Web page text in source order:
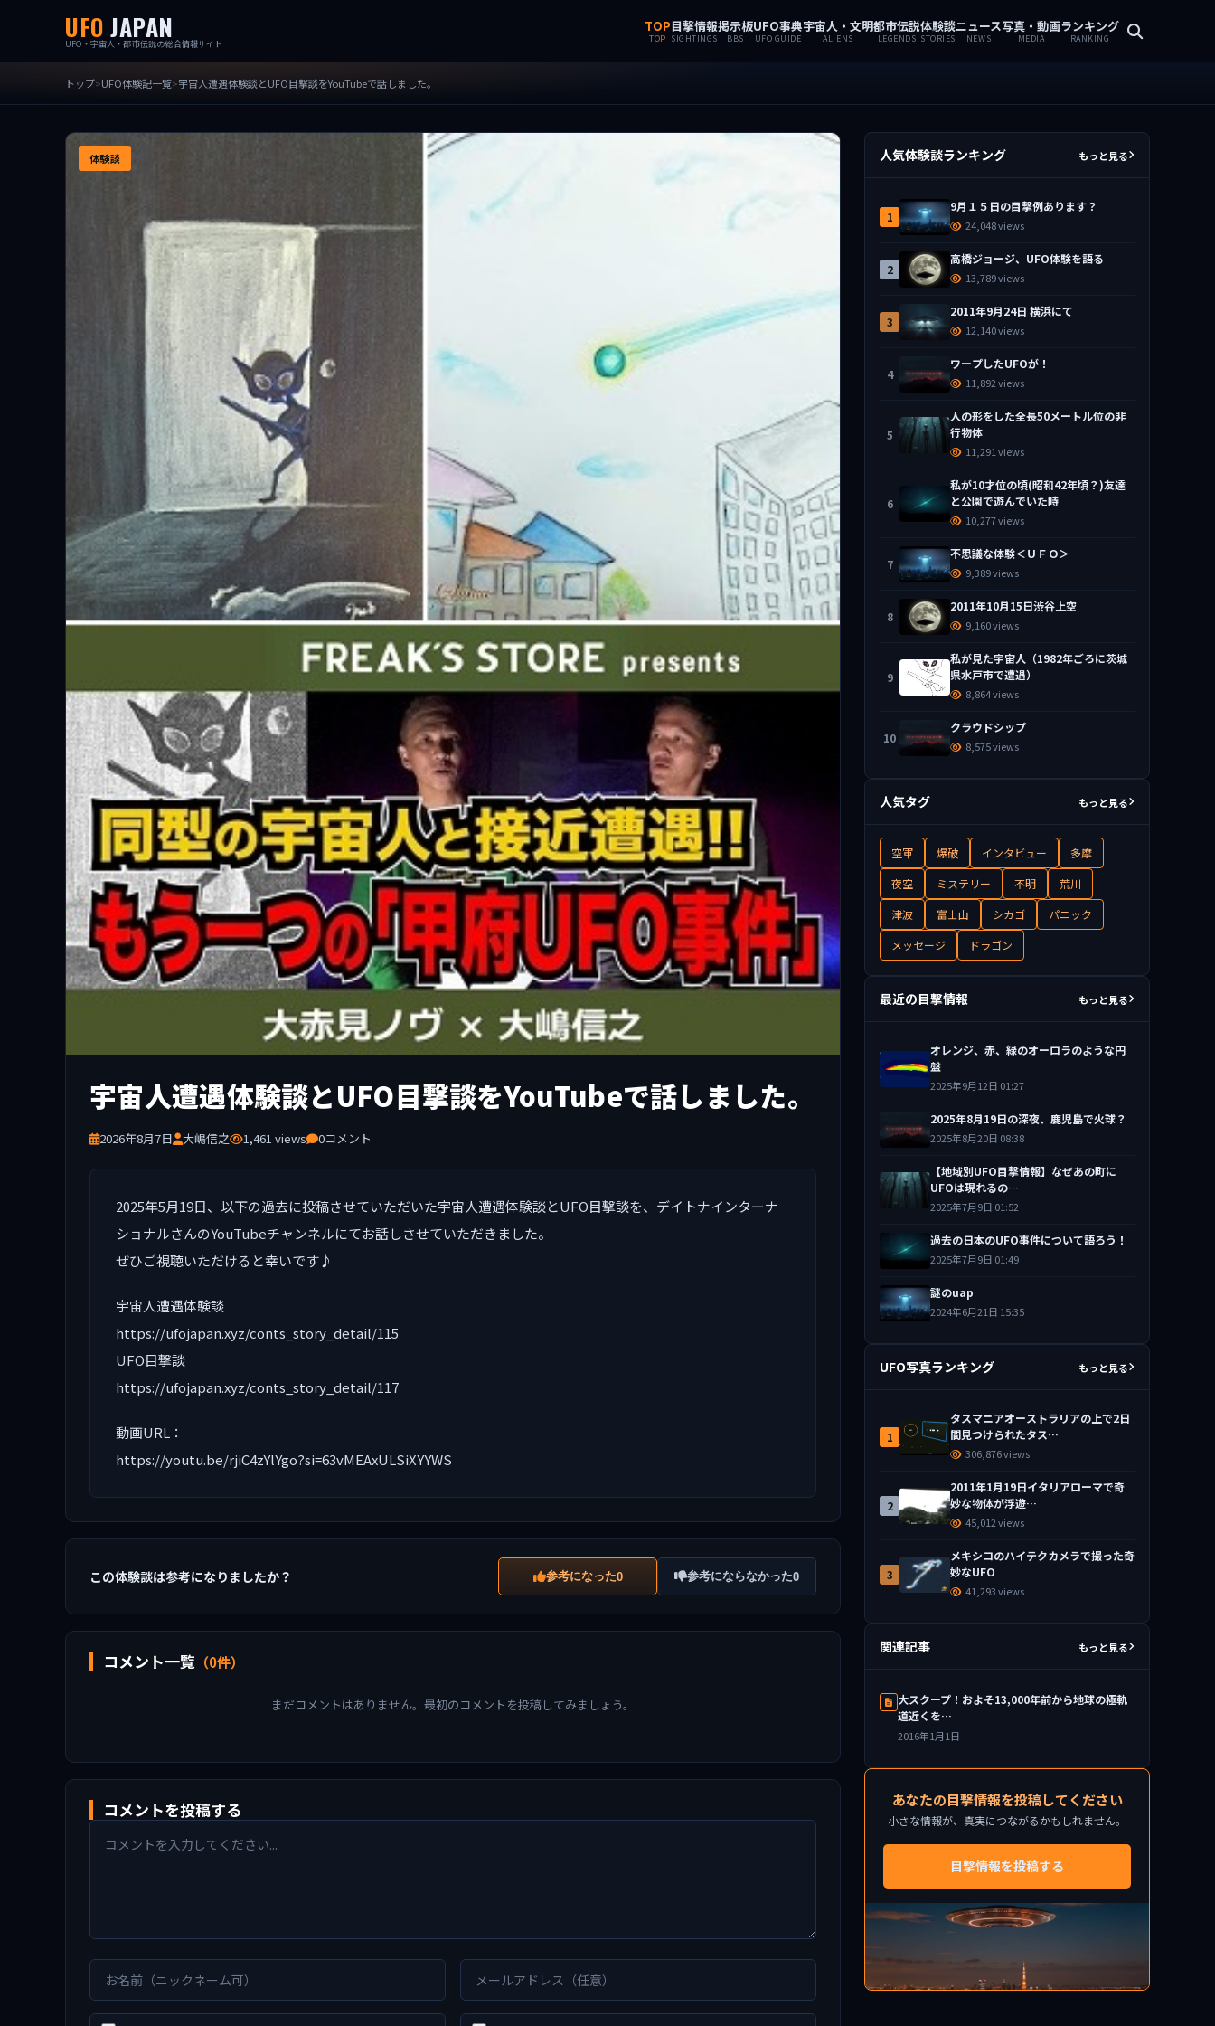
UFO JAPAN
UFO・宇宙人・都市伝説の総合情報サイト
TOP
TOP
目撃情報
SIGHTINGS
掲示板
BBS
UFO事典
UFO GUIDE
宇宙人・文明
ALIENS
都市伝説
LEGENDS
体験談
STORIES
ニュース
NEWS
写真・動画
MEDIA
ランキング
RANKING
トップ UFO体験記一覧 宇宙人遭遇体験談とUFO目撃談をYouTubeで話しました。
体験談
宇宙人遭遇体験談とUFO目撃談をYouTubeで話しました。
2026年8月7日 大嶋信之 1,461 views 0コメント
2025年5月19日、以下の過去に投稿させていただいた宇宙人遭遇体験談とUFO目撃談を、デイトナインターナ
ショナルさんのYouTubeチャンネルにてお話しさせていただきました。
ぜひご視聴いただけると幸いです♪
宇宙人遭遇体験談
https://ufojapan.xyz/conts_story_detail/115
UFO目撃談
https://ufojapan.xyz/conts_story_detail/117
動画URL：
https://youtu.be/rjiC4zYlYgo?si=63vMEAxULSiXYYWS
この体験談は参考になりましたか？ 参考になった0 参考にならなかった0
コメント一覧 （0件）
まだコメントはありません。最初のコメントを投稿してみましょう。
コメントを投稿する
人気体験談ランキング もっと見る
1
9月１５日の目撃例あります？
24,048 views
2
高橋ジョージ、UFO体験を語る
13,789 views
3
2011年9月24日 横浜にて
12,140 views
4
ワープしたUFOが！
11,892 views
5
人の形をした全長50メートル位の非
行物体
11,291 views
6
私が10才位の頃(昭和42年頃？)友達
と公園で遊んでいた時
10,277 views
7
不思議な体験＜ＵＦＯ＞
9,389 views
8
2011年10月15日渋谷上空
9,160 views
9
私が見た宇宙人（1982年ごろに茨城
県水戸市で遭遇）
8,864 views
10
クラウドシップ
8,575 views
人気タグ もっと見る
空軍 爆破 インタビュー
多摩
夜空
ミステリー 不明
荒川
津波
富士山 シカゴ
パニック
メッセージ
ドラゴン
最近の目撃情報 もっと見る
オレンジ、赤、緑のオーロラのような円
盤
2025年9月12日 01:27
2025年8月19日の深夜、鹿児島で火球？
2025年8月20日 08:38
【地域別UFO目撃情報】なぜあの町に
UFOは現れるの…
2025年7月9日 01:52
過去の日本のUFO事件について語ろう！
2025年7月9日 01:49
謎のuap
2024年6月21日 15:35
UFO写真ランキング もっと見る
1
タスマニアオーストラリアの上で2日
間見つけられたタス…
306,876 views
2
2011年1月19日イタリアローマで奇
妙な物体が浮遊…
45,012 views
3
メキシコのハイテクカメラで撮った奇
妙なUFO
41,293 views
関連記事 もっと見る
大スクープ！およそ13,000年前から地球の極軌
道近くを…
2016年1月1日
あなたの目撃情報を投稿してください
小さな情報が、真実につながるかもしれません。
目撃情報を投稿する